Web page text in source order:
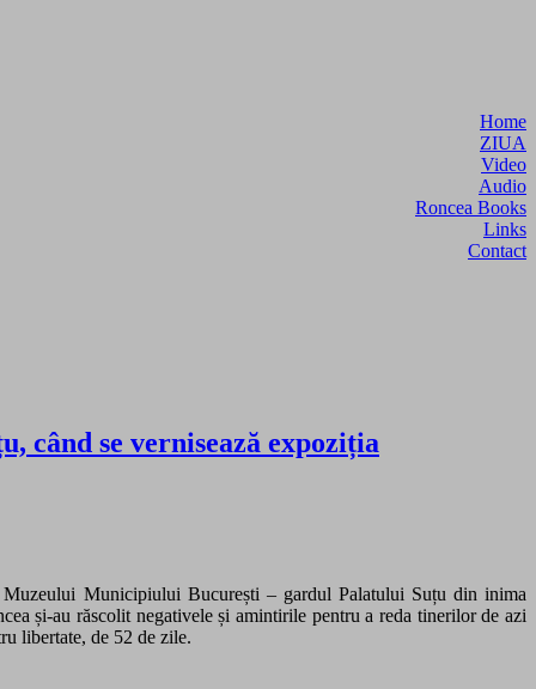
Home
ZIUA
Video
Audio
Roncea Books
Links
Contact
când se vernisează expoziția
Municipiului București – gardul Palatului Suțu din inima
și-au răscolit negativele și amintirile pentru a reda tinerilor de azi
libertate, de 52 de zile.